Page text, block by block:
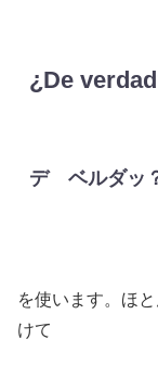
¿De
デ ベルダッ
を使います。ほ
けて